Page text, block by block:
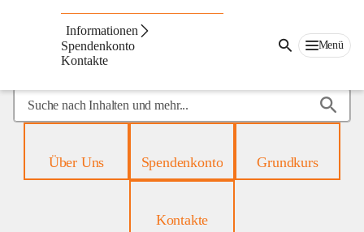
Informationen
Spendenkonto
Kontakte
Menü
Suche
nach
mehr...Über Uns Spendenkonto Grundkurs
Kontakte